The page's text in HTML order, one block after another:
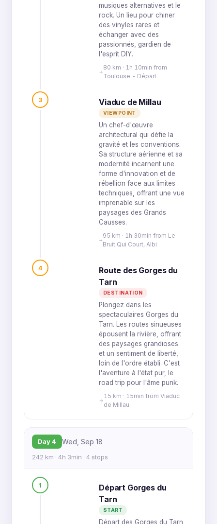
musiques alternatives et le
rock. Un lieu pour chiner
des vinyles rares et
échanger avec des
passionnés, gardien de
l'esprit DIY.
80 km · 1h 10min from
Toulouse - Départ
3 Viaduc de Millau
VIEWPOINT
Un chef-d'œuvre
architectural qui défie la
gravité et les conventions.
Sa structure aérienne et sa
modernité incarnent une
forme d'innovation et de
rébellion face aux limites
techniques, offrant une vue
imprenable sur les
paysages des Grands
Causses.
95 km · 1h 30min from Le
Bruit Qui Court, Albi
4
Route des Gorges du
Tarn
DESTINATION
Plongez dans les
spectaculaires Gorges du
Tarn. Les routes sinueuses
épousent la rivière, offrant
des paysages grandioses
et un sentiment de liberté,
loin de l'ordre établi. C'est
l'aventure à l'état pur, le
road trip pour l'âme punk.
15 km · 15min from Viaduc
de Millau
Day 4 Wed, Sep 18
242 km · 4h 3min · 4 stops
1
Départ Gorges du
Tarn
START
Départ des Gorges du Tarn,